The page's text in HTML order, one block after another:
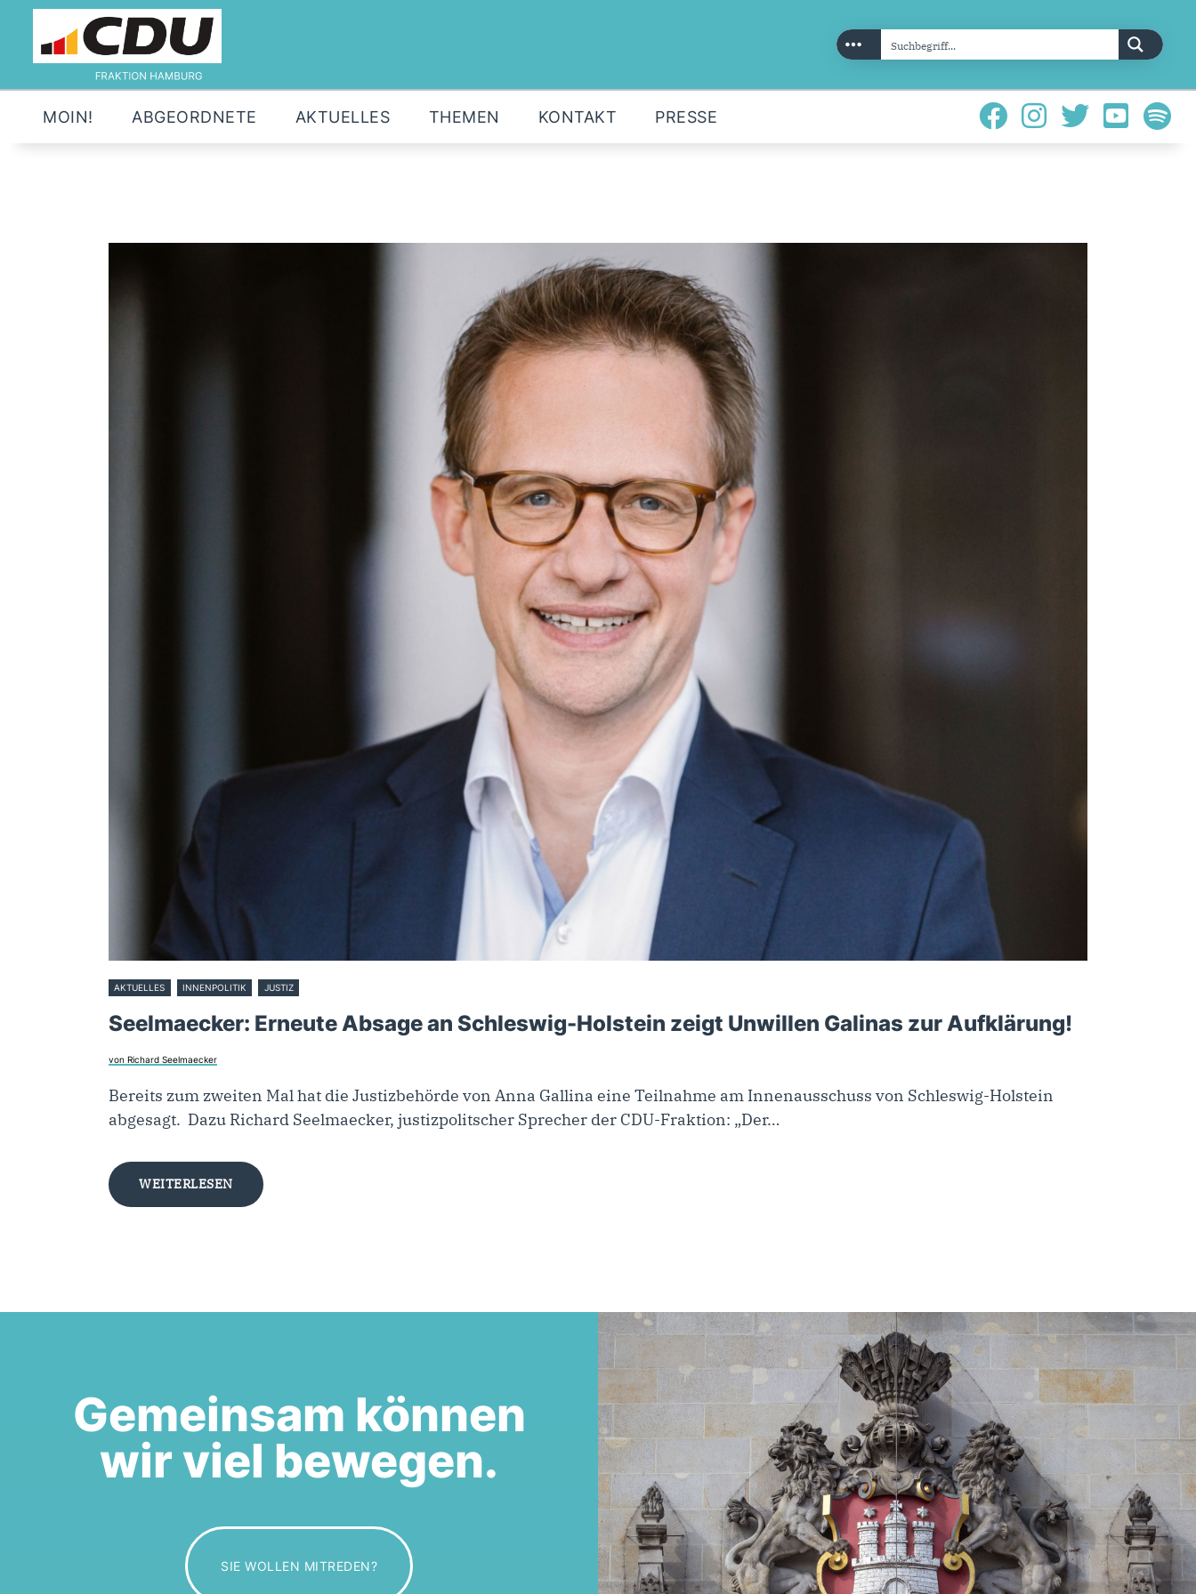
MOIN! ABGEORDNETE AKTUELLES THEMEN KONTAKT PRESSE
AKTUELLES
PRESSE
AKTUELLES INNENPOLITIK JUSTIZ
Seelmaecker: Erneute Absage an Schleswig-Holstein zeigt Unwillen Galinas zur Aufklärung!
von Richard Seelmaecker
Bereits zum zweiten Mal hat die Justizbehörde von Anna Gallina eine Teilnahme am Innenausschuss von Schleswig-Holstein
abgesagt. Dazu Richard Seelmaecker, justizpolitscher Sprecher der CDU-Fraktion: „Der…
WEITERLESEN
Gemeinsam können
wir viel bewegen.
SIE WOLLEN MITREDEN?